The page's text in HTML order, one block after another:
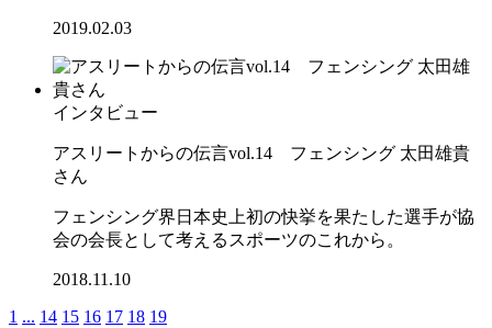
2019.02.03
インタビュー
アスリートからの伝言vol.14 フェンシング 太田雄貴
さん
フェンシング界日本史上初の快挙を果たした選手が協
会の会長として考えるスポーツのこれから。
2018.11.10
1 ... 14 15 16 17 18 19